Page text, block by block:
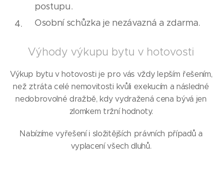
postupu.
Osobní schůzka je nezávazná a zdarma.
Výhody výkupu bytu v hotovosti
Výkup bytu v hotovosti je pro vás vždy lepším řešením,
než ztráta celé nemovitosti kvůli exekucím a následné
nedobrovolné dražbě, kdy vydražená cena bývá jen
zlomkem tržní hodnoty.
Nabízíme vyřešení i složitějších právních případů a
vyplacení všech dluhů.